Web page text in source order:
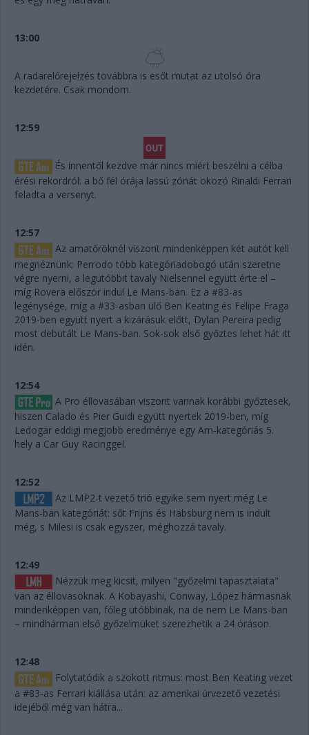
13:00
A radarelőrejelzés továbbra is esőt mutat az utolsó óra
kezdetére. Csak mondom.
12:59
És innentől kezdve már nincs miért beszélni a célba
érési rekordról: a bő fél órája lassú zónát okozó Rinaldi Ferrari
feladta a versenyt.
12:57
Az amatőröknél viszont mindenképpen két autót kell
megnéznünk: Perrodo több kategóriadobogó után szeretne
végre nyerni, a legutóbbit tavaly Nielsennel együtt érte el –
míg Rovera először indul Le Mans-ban. Ez a #83-as
legénysége, míg a #33-asban ülő Ben Keating és Felipe Fraga
2019-ben együtt nyert a kizárásuk előtt, Dylan Pereira pedig
most debütált Le Mans-ban. Sok-sok első győztes lehet hát itt
idén.
12:54
A Pro éllovasában viszont vannak korábbi győztesek,
hiszen Calado és Pier Guidi együtt nyertek 2019-ben, míg
Ledogar eddigi megjobb eredménye egy Am-kategóriás 5.
hely a Car Guy Racinggel.
12:52
Az LMP2-t vezető trió egyike sem nyert még Le
Mans-ban kategóriát: sőt Frijns és Habsburg nem is indult
még, s Milesi is csak egyszer, méghozzá tavaly.
12:49
Nézzük meg kicsit, milyen "győzelmi tapasztalata"
van az éllovasoknak. A Kobayashi, Conway, López hármasnak
mindenképpen van, főleg utóbbinak, na de nem Le Mans-ban
– mindhárman első győzelmüket szerezhetik a 24 óráson.
12:48
Folytatódik a szokott ritmus: most Ben Keating vezet
a #83-as Ferrari kiállása után: az amerikai úrvezető vezetési
idejéből még van hátra...